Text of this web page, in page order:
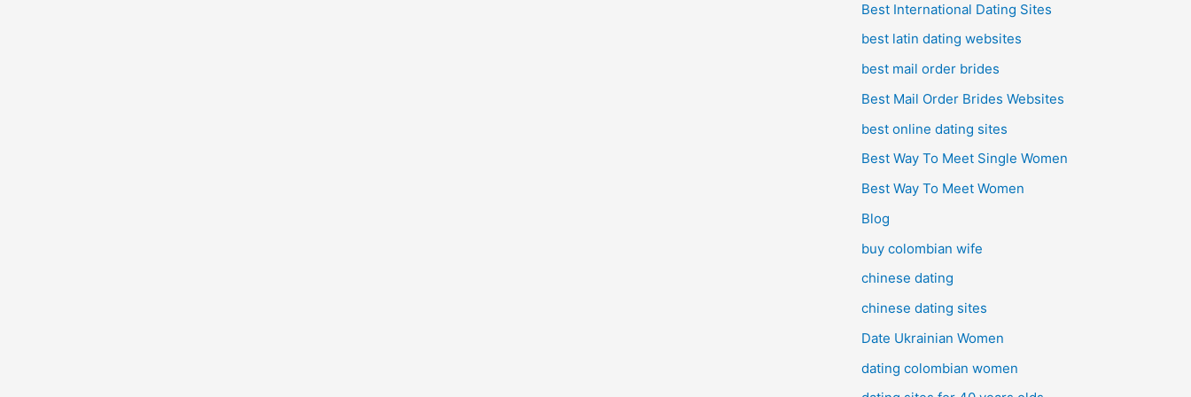
Best International Dating Sites
best latin dating websites
best mail order brides
Best Mail Order Brides Websites
best online dating sites
Best Way To Meet Single Women
Best Way To Meet Women
Blog
buy colombian wife
chinese dating
chinese dating sites
Date Ukrainian Women
dating colombian women